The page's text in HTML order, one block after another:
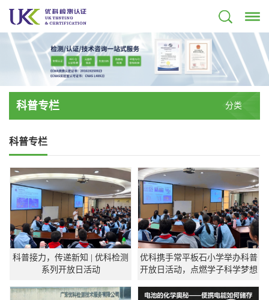
科普专栏 分类
科普专栏
科普接力，传递新知 | 优科检测
系列开放日活动
优科携手常平板石小学举办科普
开放日活动，点燃学子科学梦想